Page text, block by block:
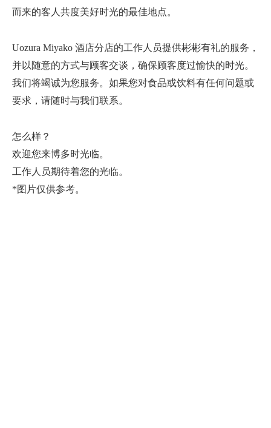
而来的客人共度美好时光的最佳地点。
Uozura Miyako 酒店分店的工作人员提供彬彬有礼的服务，
并以随意的方式与顾客交谈，确保顾客度过愉快的时光。
我们将竭诚为您服务。如果您对食品或饮料有任何问题或
要求，请随时与我们联系。
怎么样？
欢迎您来博多时光临。
工作人员期待着您的光临。
*图片仅供参考。